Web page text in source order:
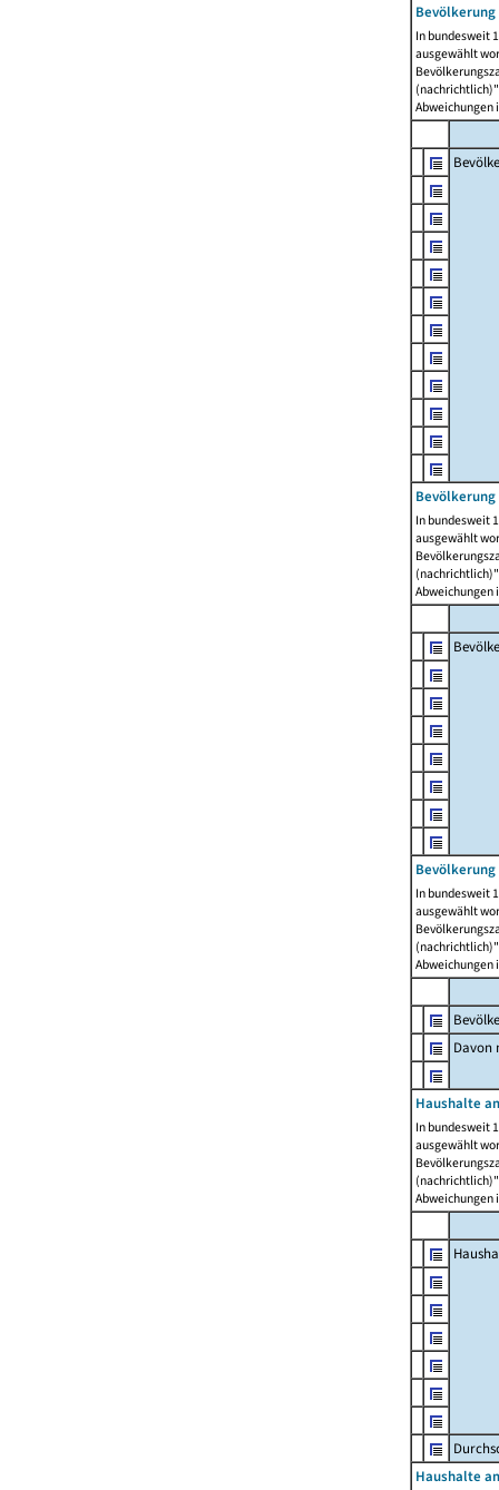
In bundesweit
ausgewählt
Abweichungen
In bundesweit
ausgewählt
Abweichungen
In bundesweit
ausgewählt
Abweichungen
Davon
Haushalte
In bundesweit
ausgewählt
Abweichungen
Haushalte